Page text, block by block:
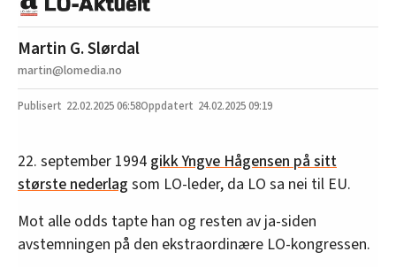
Martin G. Slørdal
martin@lomedia.no
22.02.202506:58 24.02.2025 09:19
22. september 1994 gikk Yngve Hågensen på sitt
største nederlag som LO-leder, da LO sa nei til EU.
Mot alle odds tapte han og resten av ja-siden
avstemningen på den ekstraordinære LO-kongressen.